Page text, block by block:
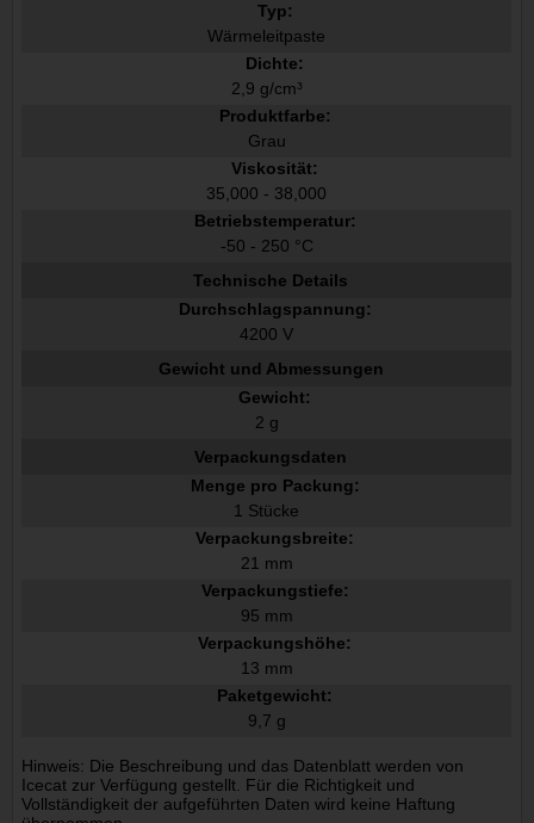
Typ:
Wärmeleitpaste
Dichte:
2,9 g/cm³
Produktfarbe:
Grau
Viskosität:
35,000 - 38,000
Betriebstemperatur:
-50 - 250 °C
Technische Details
Durchschlagspannung:
4200 V
Gewicht und Abmessungen
Gewicht:
2 g
Verpackungsdaten
Menge pro Packung:
1 Stücke
Verpackungsbreite:
21 mm
Verpackungstiefe:
95 mm
Verpackungshöhe:
13 mm
Paketgewicht:
9,7 g
Hinweis: Die Beschreibung und das Datenblatt werden von
Icecat zur Verfügung gestellt. Für die Richtigkeit und
Vollständigkeit der aufgeführten Daten wird keine Haftung